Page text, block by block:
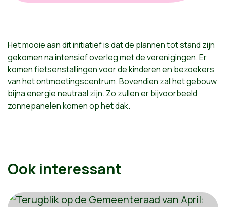
Het mooie aan dit initiatief is dat de plannen tot stand zijn
gekomen na intensief overleg met de verenigingen. Er
komen fietsenstallingen voor de kinderen en bezoekers
van het ontmoetingscentrum. Bovendien zal het gebouw
bijna energie neutraal zijn. Zo zullen er bijvoorbeeld
zonnepanelen komen op het dak.
Ook interessant